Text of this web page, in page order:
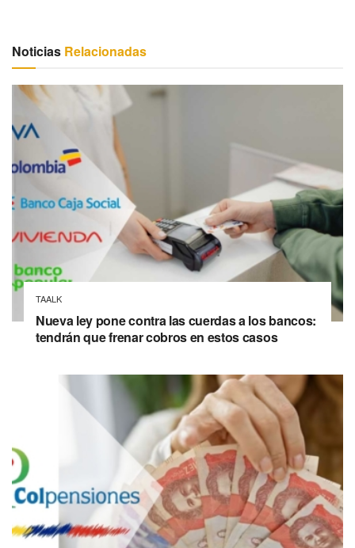
Noticias Relacionadas
TAALK
Nueva ley pone contra las cuerdas a los bancos:
tendrán que frenar cobros en estos casos